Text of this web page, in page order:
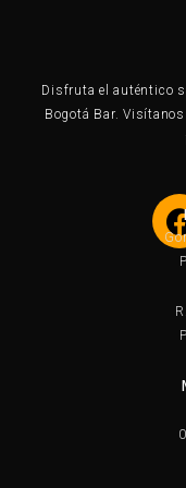
Disfruta el auténtico
Bogotá Bar.